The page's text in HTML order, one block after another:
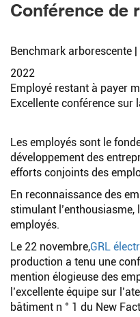
Conférence de
Benchmark arborescente |
2022
Employé restant à payer
Excellente conférence sur
Les employés sont le
développement des
efforts conjoints des
En reconnaissance des
stimulant l’enthousiasme,
employés.
Le 22 novembre,GRL
production a tenu une
mention élogieuse des
l’excellente équipe sur
bâtiment n ° 1 du New